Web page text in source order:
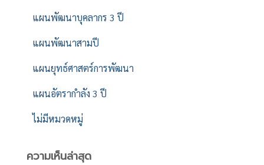
แผนพัฒนาบุคลากร 3 ปี
แผนพัฒนาสามปี
แผนยุทธ์ศาสตร์การพัฒนา
แผนอัตรากำลัง 3 ปี
ไม่มีหมวดหมู่
ความเห็นล่าสุด